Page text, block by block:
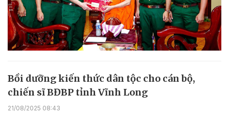
Bồi dưỡng kiến thức dân tộc cho cán bộ,
chiến sĩ BĐBP tỉnh Vĩnh Long
21/08/2025 08:43